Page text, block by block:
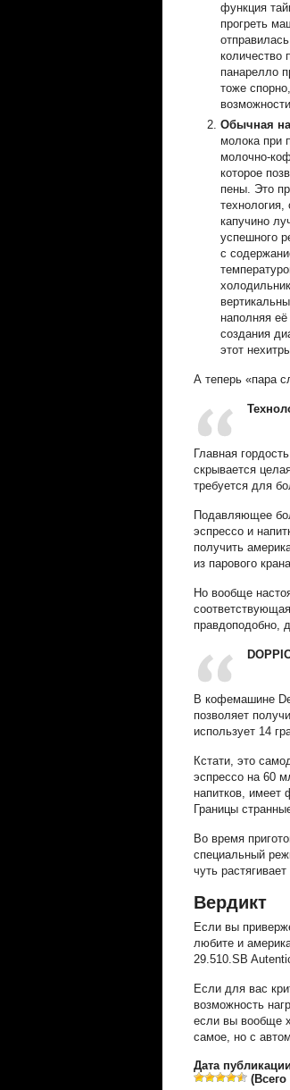
функция
прогреть
количество
панарелло
тоже
Обычная
молока при
молочно-
которое
пены. Это
технология,
капучино
успешного
с
наполняя
создания
этот
А теперь «пара
Главная
скрывается
требуется для
Подавляющее
эспрессо и
получить
из парового
Но вообще
правдоподобно,
В кофемашине
позволяет
использует 14
Кстати, это
эспрессо на 60
напитков,
Границы
Во время
специальный
чуть
Вердикт
Если вы
любите и
29.510.SB
Если для вас
возможность
если вы вообще
самое, но с
Дата
(Всего